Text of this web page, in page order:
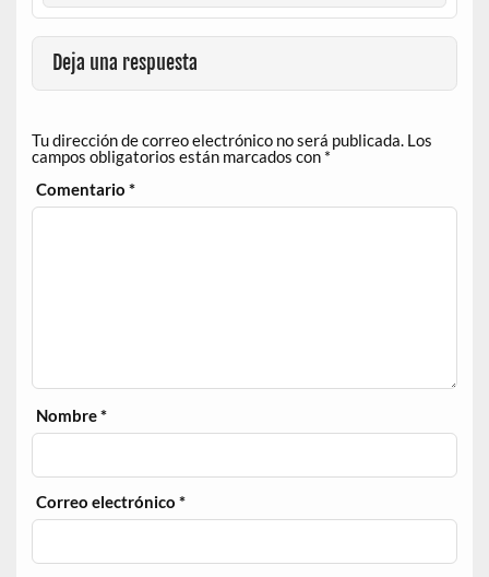
Deja una respuesta
Tu dirección de correo electrónico no será publicada. Los
campos obligatorios están marcados con *
Comentario*
Nombre*
Correo electrónico*